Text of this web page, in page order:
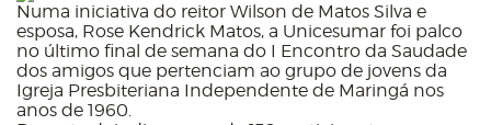
Numa iniciativa do reitor Wilson de Matos Silva e
esposa, Rose Kendrick Matos, a Unicesumar foi palco
no último final de semana do I Encontro da Saudade
dos amigos que pertenciam ao grupo de jovens da
Igreja Presbiteriana Independente de Maringá nos
anos de 1960.